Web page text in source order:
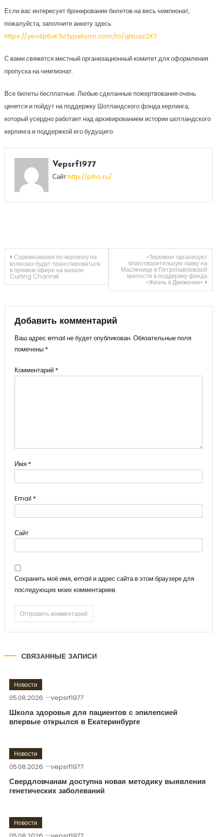
Если вас интересует бронирование билетов на весь чемпионат,
пожалуйста, заполните анкету здесь:
https://yev4p6vk7x1.typeform.com/to/qNoaz2X7
С вами свяжется местный организационный комитет для оформления
пропуска на чемпионат.
Все билеты бесплатные. Любые сделанные пожертвования очень
ценятся и пойдут на поддержку Шотландского фонда керлинга,
который усердно работает над архивированием истории шотландского
керлинга и поддержкой его будущего.
Vepsrf1977
Сайтhttp://plho.ru/
Навигация
по
записям
Соревнования по керлингу на
колясках будут транслироваться
в прямом эфире на канале
Curling Channel
«Теремок» организует
благотворительную лавку на
Масленице в Петропавловской
крепости в поддержку фонда
«Жизнь в Движении»
Добавить комментарий
Ваш адрес email не будет опубликован. Обязательные поля
помечены *
Комментарий *
Имя *
Email *
Сайт
Сохранить моё имя, email и адрес сайта в этом браузере для
последующих моих комментариев.
СВЯЗАННЫЕ ЗАПИСИ
Новости
05.08.2026 vepsrf1977
Школа здоровья для пациентов с эпилепсией
впервые открылся в Екатеринбурге
Новости
05.08.2026 vepsrf1977
Свердловчанам доступна новая методику выявления
генетических заболеваний
Новости